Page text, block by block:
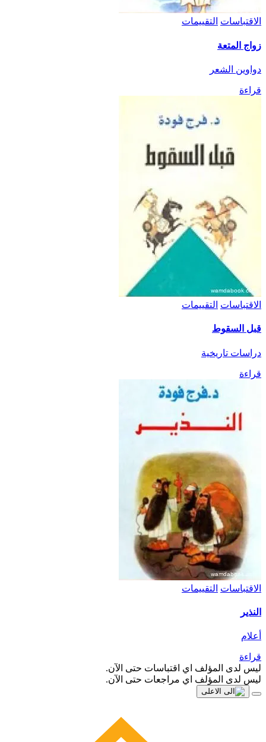
الاقتباسات التقييمات
زواج المتعة
دواوين الشعر
قراءة
الاقتباسات التقييمات
قبل السقوط
دراسات تاريخية
قراءة
الاقتباسات التقييمات
النذير
أعلام
قراءة
ليس لدى المؤلف اي اقتباسات حتى الآن.
ليس لدى المؤلف اي مراجعات حتى الآن.